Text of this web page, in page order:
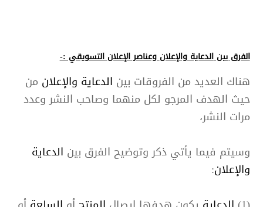
الفرق بينالدعاية والإعلانوعناصرالإعلانالتسويقي :-
هناك العديد من الفروقات بين الدعاية والإعلان من
حيث الهدف المرجو لكل منهما وصاحب النشر وعدد
مرات النشر،
وسيتم فيما يأتي ذكر وتوضيح الفرق بين الدعاية
والإعلان: